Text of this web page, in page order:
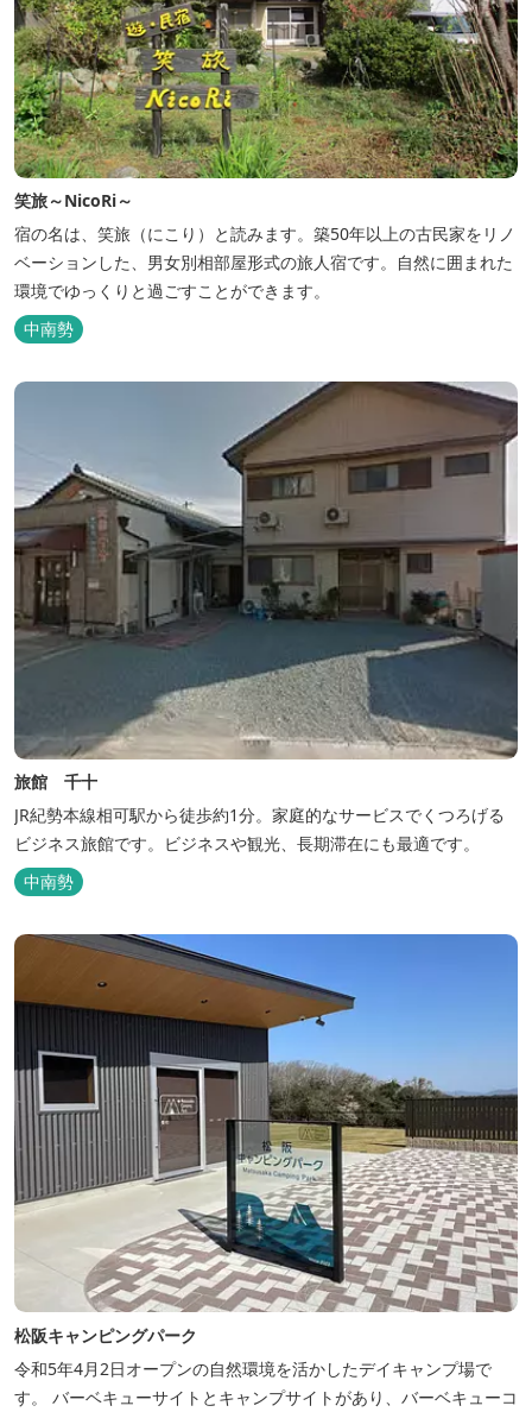
笑旅～NicoRi～
宿の名は、笑旅（にこり）と読みます。築50年以上の古民家をリノ
ベーションした、男女別相部屋形式の旅人宿です。自然に囲まれた
環境でゆっくりと過ごすことができます。
中南勢
旅館 千十
JR紀勢本線相可駅から徒歩約1分。家庭的なサービスでくつろげる
ビジネス旅館です。ビジネスや観光、長期滞在にも最適です。
中南勢
松阪キャンピングパーク
令和5年4月2日オープンの自然環境を活かしたデイキャンプ場で
す。 バーベキューサイトとキャンプサイトがあり、バーベキューコ